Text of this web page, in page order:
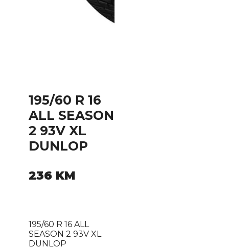
195/60 R 16
ALL SEASON
2 93V XL
DUNLOP
236 KM
195/60 R 16 ALL
SEASON 2 93V XL
DUNLOP